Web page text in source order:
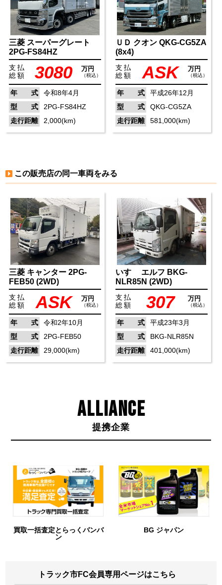
三菱 スーパーグレート
2PG-FS84HZ
支払
総額
3080 万円
（税込）
年 式
令和8年4月
型 式
2PG-FS84HZ
走行距離
2,000(km)
ＵＤ クオン QKG-CG5ZA
(8x4)
支払
総額
ASK 万円
（税込）
年 式
平成26年12月
型 式
QKG-CG5ZA
走行距離
581,000(km)
この販売店の同一車両をみる
三菱 キャンター 2PG-
FEB50 (2WD)
支払
総額
ASK 万円
（税込）
年 式
令和2年10月
型 式
2PG-FEB50
走行距離
29,000(km)
いすゞ エルフ BKG-
NLR85N (2WD)
支払
総額
307 万円
（税込）
年 式
平成23年3月
型 式
BKG-NLR85N
走行距離
401,000(km)
ALLIANCE
提携企業
くバンバ BG ジャパン
トラック市FC会員専用ページはこちら